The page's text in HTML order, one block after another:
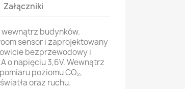
Załączniki
wewnątrz budynków.
sensor i zaprojektowany
bezprzewodowy i
o napięciu 3,6V. Wewnątrz
poziomu CO₂,
oraz ruchu.